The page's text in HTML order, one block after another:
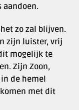
aandoen.
zo zal blijven.
zijn luister, vrij
mogelijk te
Zijn Zoon,
de hemel
met dit